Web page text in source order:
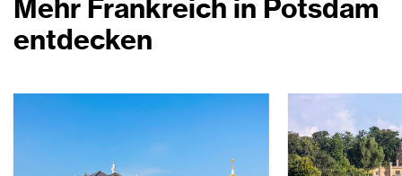
Mehr Frankreich in Potsdam
entdecken